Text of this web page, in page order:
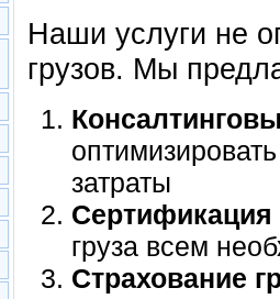
Наши услуги не
грузов. Мы
затраты
Сертификация
груза всем
Страхование